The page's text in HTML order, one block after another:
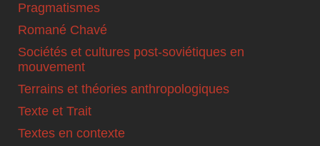
Pragmatismes
Romané Chavé
Sociétés et cultures post-soviétiques en
mouvement
Terrains et théories anthropologiques
Texte et Trait
Textes en contexte